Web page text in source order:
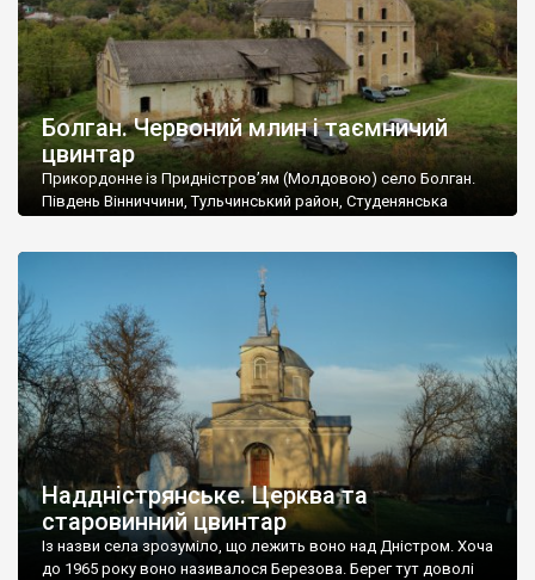
Болган. Червоний млин і таємничий
цвинтар
Прикордонне із Придністров’ям (Молдовою) село Болган.
Південь Вінниччини, Тульчинський район, Студенянська
старовинний цвинтар із кам’яними хрестами. Всі епітафії, які
збереглися, написані кирилицею, церковнослов’янською
мовою. За всіма традиційними ознаками – цвинтар
український. Хрести датуються 19 століттям. У 1924-1940
роках Болган […]
Наддністрянське. Церква та
старовинний цвинтар
Із назви села зрозуміло, що лежить воно над Дністром. Хоча
до 1965 року воно називалося Березова. Берег тут доволі